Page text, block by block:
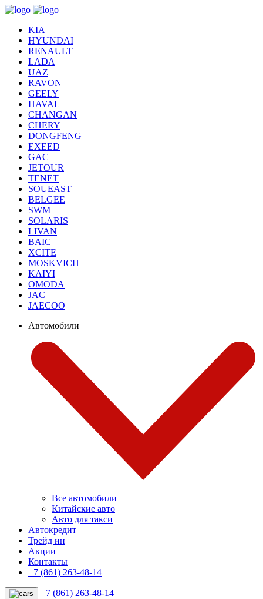
KIA
HYUNDAI
RENAULT
LADA
UAZ
RAVON
GEELY
HAVAL
CHANGAN
CHERY
DONGFENG
EXEED
GAC
JETOUR
TENET
SOUEAST
BELGEE
SWM
SOLARIS
LIVAN
BAIC
XCITE
MOSKVICH
KAIYI
OMODA
JAC
JAECOO
Автомобили
Все автомобили
Китайские авто
Авто для такси
Автокредит
Трейд ин
Акции
Контакты
+7 (861) 263-48-14
+7 (861) 263-48-14